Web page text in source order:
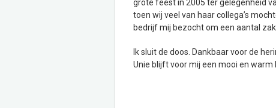
grote feest in 2005 ter gelegenheid
toen wij veel van haar collega’s
bedrijf mij bezocht om een aantal
Ik sluit de doos. Dankbaar voor de
Unie blijft voor mij een mooi en warm